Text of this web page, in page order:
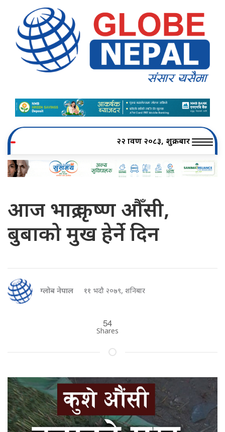
२२ श्रावण २०८३, शुक्रबार
आज भाद्र कृष्ण औँसी,
बुबाको मुख हेर्ने दिन
ग्लोब नेपाल ११ भदौ २०७९, शनिबार
54
Shares